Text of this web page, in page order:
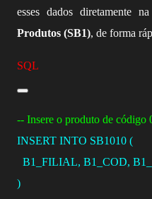
esses dados diretamente
Produtos (SB1), de forma
SQL
-- Insere o produto de código
INSERT INTO SB1010 (
B1_FILIAL, B1_COD,
)